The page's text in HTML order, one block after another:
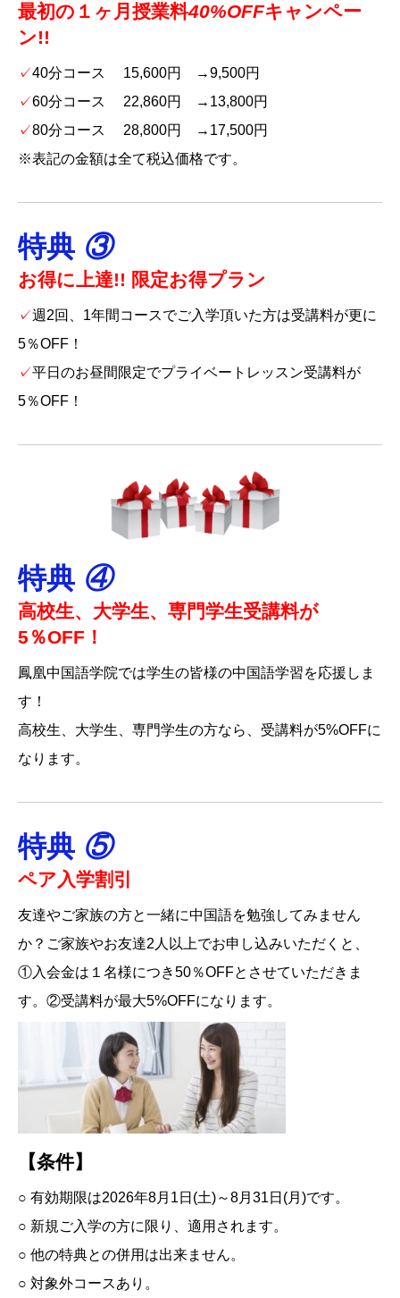
最初の１ヶ月授業料40%OFFキャンペー
ン!!
✓40分コース 15,600円 →9,500円
✓60分コース 22,860円 →13,800円
✓80分コース 28,800円 →17,500円
※表記の金額は全て税込価格です。
特典 ③
お得に上達!! 限定お得プラン
✓週2回、1年間コースでご入学頂いた方は受講料が更に
5％OFF！
✓平日のお昼間限定でプライベートレッスン受講料が
5％OFF！
特典 ④
高校生、大学生、専門学生受講料が
5％OFF！
鳳凰中国語学院では学生の皆様の中国語学習を応援しま
す！
高校生、大学生、専門学生の方なら、受講料が5%OFFに
なります。
特典 ⑤
ペア入学割引
友達やご家族の方と一緒に中国語を勉強してみません
か？ご家族やお友達2人以上でお申し込みいただくと、
①入会金は１名様につき50％OFFとさせていただきま
す。②受講料が最大5%OFFになります。
【条件】
○ 有効期限は2026年8月1日(土)～8月31日(月)です。
○ 新規ご入学の方に限り、適用されます。
○ 他の特典との併用は出来ません。
○ 対象外コースあり。